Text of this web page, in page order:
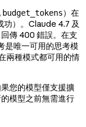
budget_tokens）在
功）。Claude 4.7 及
傳 400 錯誤。在支
是唯一可用的思考模
兩種模式都可用的情
您的模型僅支援擴
模型之前無需進行